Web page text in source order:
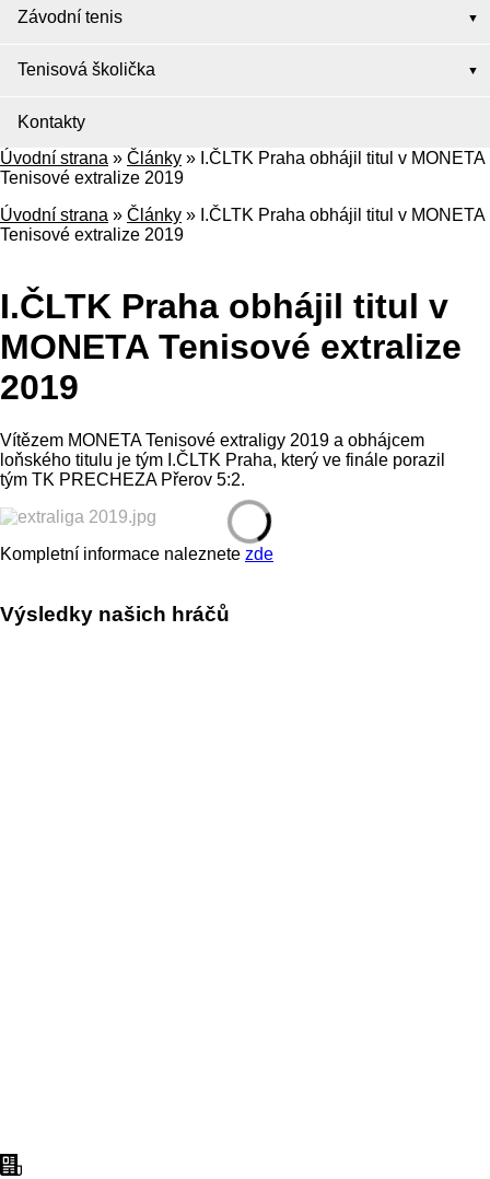
Závodní tenis
Tenisová školička
Kontakty
Úvodní strana » Články » I.ČLTK Praha obhájil titul v MONETA
Tenisové extralize 2019
Úvodní strana » Články » I.ČLTK Praha obhájil titul v MONETA
Tenisové extralize 2019
I.ČLTK Praha obhájil titul v
MONETA Tenisové extralize
2019
Vítězem MONETA Tenisové extraligy 2019 a obhájcem
loňského titulu je tým I.ČLTK Praha, který ve finále porazil
tým TK PRECHEZA Přerov 5:2.
Kompletní informace naleznete zde
Výsledky našich hráčů